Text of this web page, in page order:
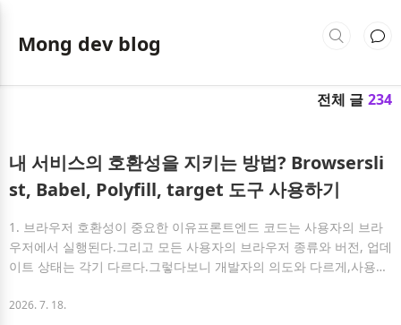
Mong dev blog
전체 글 234
내 서비스의 호환성을 지키는 방법? Browsersli
st, Babel, Polyfill, target 도구 사용하기
1. 브라우저 호환성이 중요한 이유프론트엔드 코드는 사용자의 브라
우저에서 실행된다.그리고 모든 사용자의 브라우저 종류와 버전, 업데
이트 상태는 각기 다르다.그렇다보니 개발자의 의도와 다르게,사용자
음 코드를 살펴보자:const lastUserName = users.at(-1)?.name ??
2026. 7. 18.